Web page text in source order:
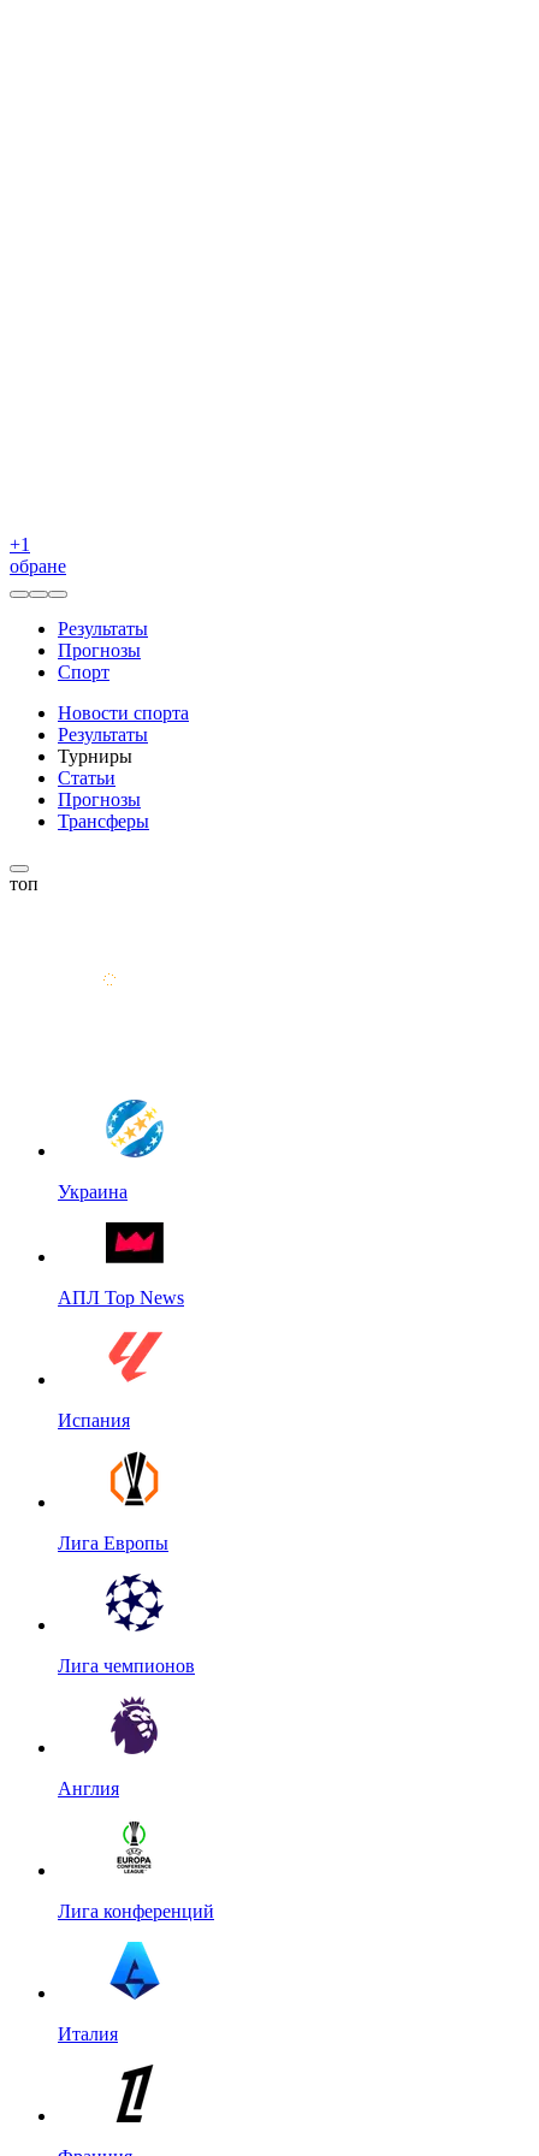
+1
обране
Результаты
Прогнозы
Спорт
Новости спорта
Результаты
Турниры
Статьи
Прогнозы
Трансферы
топ
Украина
АПЛ Top News
Испания
Лига Европы
Лига чемпионов
Англия
Лига конференций
Италия